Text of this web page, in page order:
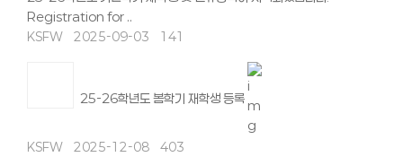
Registration for ..
KSFW 2025-09-03 141
25-26학년도 봄학기 재학생 등록
KSFW 2025-12-08 403